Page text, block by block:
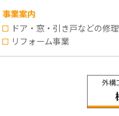
事業案内
ドア・窓・引き戸などの修理
リフォーム事業